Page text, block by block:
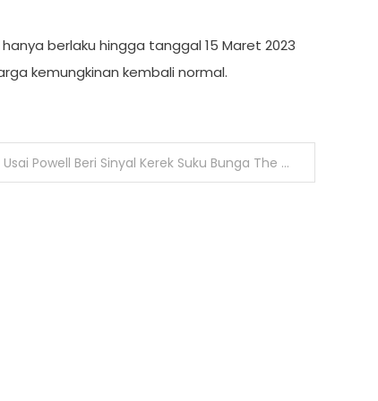
berlaku hingga tanggal 15 Maret 2023
kemungkinan kembali normal.
Usai Powell Beri Sinyal Kerek Suku Bunga The Fed Harga Emas Jadi Jatuh